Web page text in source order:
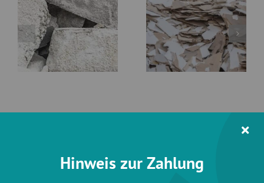
Gipssteine
(Monofraktion)
Hinweis zur Zahlung